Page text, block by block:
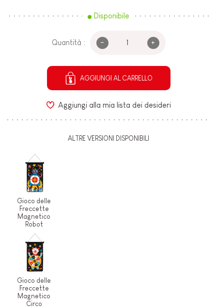
Disponibile
Quantità : - +
AGGIUNGI AL CARRELLO
Aggiungi alla mia lista dei desideri
ALTRE VERSIONI DISPONIBILI
Gioco delle
Freccette
Magnetico
Robot
Gioco delle
Freccette
Magnetico
Circo